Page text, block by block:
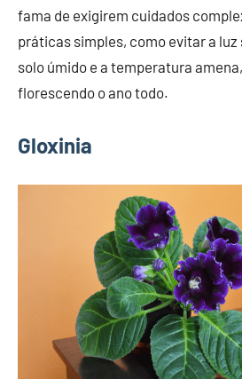
fama de exigirem cuidados
práticas simples, como evitar a
solo úmido e a temperatura
florescendo o ano todo.
Gloxinia